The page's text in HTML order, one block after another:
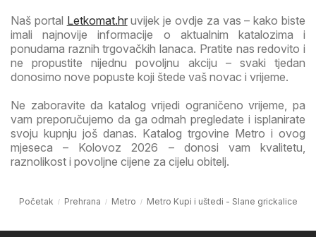
Naš portal Letkomat.hruvijek je ovdje za vas – kako biste
imali najnovije informacije o aktualnim katalozima i
ponudama raznih trgovačkih lanaca. Pratite nas redovito i
ne propustite nijednu povoljnu akciju – svaki tjedan
donosimo nove popuste koji štede vaš novac i vrijeme.
Ne zaboravite da katalog vrijedi ograničeno vrijeme, pa
vam preporučujemo da ga odmah pregledate i isplanirate
svoju kupnju još danas. Katalog trgovine Metro i ovog
mjeseca – Kolovoz 2026 – donosi vam kvalitetu,
raznolikost i povoljne cijene za cijelu obitelj.
Početak Prehrana Metro Metro Kupi i uštedi - Slane grickalice